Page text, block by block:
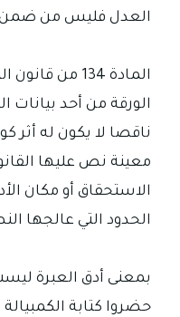
العدل فليس من ضمن
المادة 134 من
ناقصا لا يكون له أثر
معينة نص عليها
الاستحقاق أو مكان
الحدود التي عالجها
بمعنى أدق العبرة
حضروا كتابة